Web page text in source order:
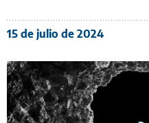
15 de julio de 2024